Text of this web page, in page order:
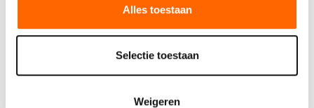
Alles toestaan
Selectie toestaan
Weigeren
deze twee weken geldt een prijs op aanvraag. Alle prijzen zijn
in euro's en exclusief transport, accessoires, diverse
toebehoren, eventuele milieuheffingen en schade-afkoop en